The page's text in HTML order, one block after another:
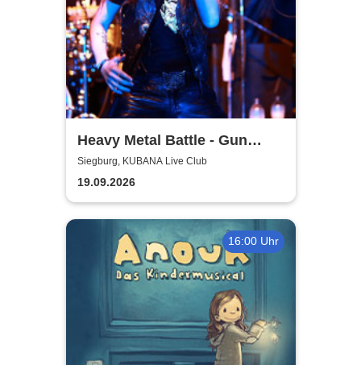
Heavy Metal Battle - Gun
Barrel, Warwolf + 1
Siegburg, KUBANA Live Club
19.09.2026
16:00 Uhr